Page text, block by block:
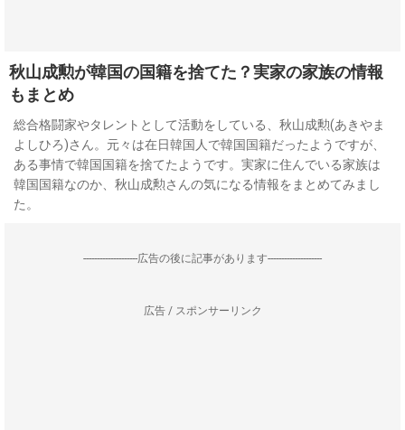
秋山成勲が韓国の国籍を捨てた？実家の家族の情報
もまとめ
総合格闘家やタレントとして活動をしている、秋山成勲(あきやま
よしひろ)さん。元々は在日韓国人で韓国国籍だったようですが、
ある事情で韓国国籍を捨てたようです。実家に住んでいる家族は
韓国国籍なのか、秋山成勲さんの気になる情報をまとめてみまし
た。
--------------------広告の後に記事があります--------------------
広告 / スポンサーリンク